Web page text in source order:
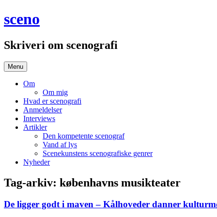
til
sceno
Skriveri om scenografi
Menu
Om
Om mig
Hvad er scenografi
Anmeldelser
Interviews
Artikler
Den kompetente scenograf
Vand af lys
Scenekunstens scenografiske genrer
Nyheder
Tag-arkiv: københavns musikteater
De ligger godt i maven – Kålhoveder danner